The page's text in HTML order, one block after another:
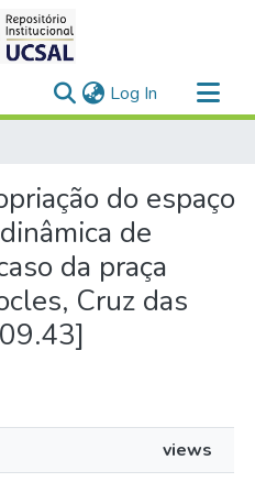
Log In (current)
do espaço
de
da praça
Cruz das
views